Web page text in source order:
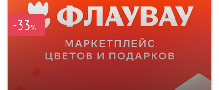
-33%